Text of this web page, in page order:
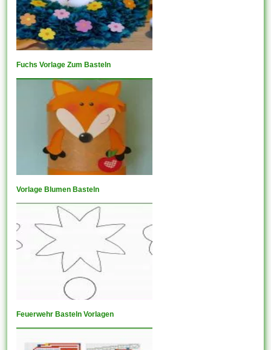
Fuchs Vorlage Zum Basteln
Vorlage Blumen Basteln
Feuerwehr Basteln Vorlagen